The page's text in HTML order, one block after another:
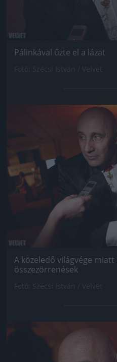
Pálinkával űzte el a lázat
Jön
A közeledő világvége
összezörrenések
Jön